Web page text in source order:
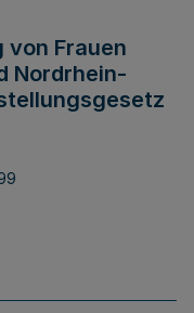
von Frauen
Nordrhein-